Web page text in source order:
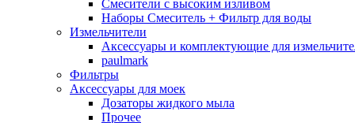
Смесители с высоким изливом
Наборы Смеситель + Фильтр для воды
Измельчители
Аксессуары и комплектующие для
paulmark
Фильтры
Аксессуары для моек
Дозаторы жидкого мыла
Прочее